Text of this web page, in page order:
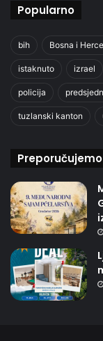
Popularno
bih Bosna i
istaknuto izrael
policija
tuzlanski kanton
Preporučujemo